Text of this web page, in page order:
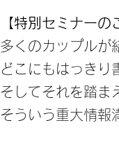
【特別セミナーの
多くのカップルが
どこにもはっきり
そしてそれを踏ま
そういう重大情報